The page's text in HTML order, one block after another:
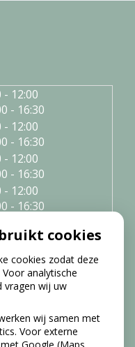
tot
- 12:00
tot
- 16:30
tot
- 12:00
tot
- 16:30
tot
- 12:00
tot
- 16:30
tot
- 12:00
tot
- 16:30
over
doen!
cookies
cookies zodat deze
analytische
vragen wij uw
wij samen met
Voor externe